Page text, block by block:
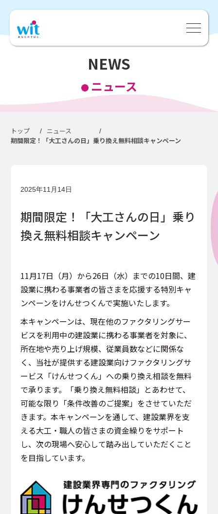
NEWS
ニュース
トップ / ニュース /
期間限定！「大工さんの日」乗り換え無料相談キャンペーン
2025年11月14日
期間限定！「大工さんの日」乗り
換え無料相談キャンペーン
11月17日（月）から26日（水）までの10日間、建
設業に携わる事業者の皆さまを応援する特別キャ
ンペーンをけんせつくんで実施いたします。
本キャンペーンは、現在他のファクタリングサー
ビスを利用中の建設業に携わる事業者を対象に、
所在地や売り上げ規模、従業員数などに関係な
く、当社が提供する建設業向けファクタリングサ
ービス「けんせつくん」への乗り換え相談を無料
で承ります。「乗り換え無料相談」とあわせて、
可能な限り「条件改善のご提案」をさせていただ
きます。本キャンペーンを通して、建設業界を支
える大工・職人の皆さまの資金繰りをサポート
し、次の現場へ安心して踏み出していただくこと
を目指しています。